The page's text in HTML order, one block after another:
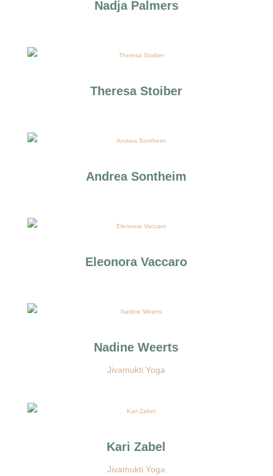
Nadja Palmers
Theresa Stoiber
Andrea Sontheim
Eleonora Vaccaro
Nadine Weerts
Jivamukti Yoga
Kari Zabel
Jivamukti Yoga